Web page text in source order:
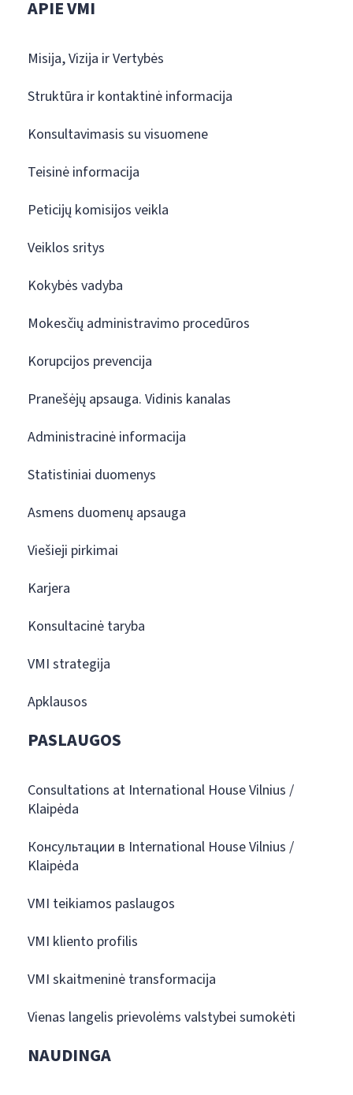
APIE VMI
Misija, Vizija ir Vertybės
Struktūra ir kontaktinė informacija
Konsultavimasis su visuomene
Teisinė informacija
Peticijų komisijos veikla
Veiklos sritys
Kokybės vadyba
Mokesčių administravimo procedūros
Korupcijos prevencija
Pranešėjų apsauga. Vidinis kanalas
Administracinė informacija
Statistiniai duomenys
Asmens duomenų apsauga
Viešieji pirkimai
Karjera
Konsultacinė taryba
VMI strategija
Apklausos
PASLAUGOS
Consultations at International House Vilnius /
Klaipėda
Консультации в International House Vilnius /
Klaipėda
VMI teikiamos paslaugos
VMI kliento profilis
VMI skaitmeninė transformacija
Vienas langelis prievolėms valstybei sumokėti
NAUDINGA